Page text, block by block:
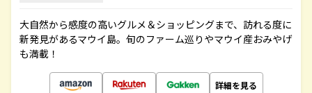
大自然から感度の高いグルメ＆ショッピングまで、訪れる度に
新発見があるマウイ島。旬のファーム巡りやマウイ産おみやげ
も満載！
詳細を見る